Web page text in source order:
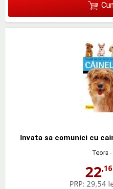
Invata sa comunici cu
Teora
22,16
PRP: 29,54